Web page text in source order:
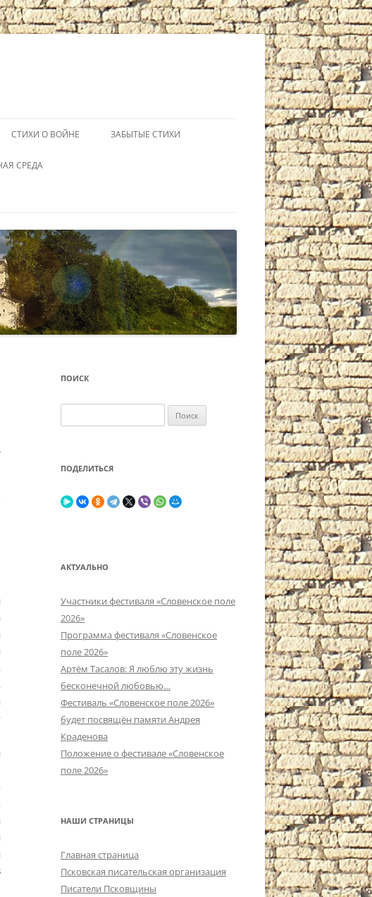
СТИХИ О ВОЙНЕ ЗАБЫТЫЕ СТИХИ
СРЕДА
ПОИСК
ПОДЕЛИТЬСЯ
АКТУАЛЬНО
Участники фестиваля «Словенское поле
2026»
Программа фестиваля «Словенское
поле 2026»
Артём Тасалов: Я люблю эту жизнь
бесконечной любовью…
Фестиваль «Словенское поле 2026»
будет посвящён памяти Андрея
Краденова
Положение о фестивале «Словенское
поле 2026»
НАШИ СТРАНИЦЫ
Главная страница
Псковская писательская организация
Писатели Псковщины